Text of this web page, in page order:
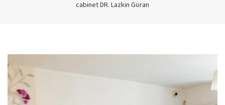
cabinet DR. Lazkin Goran